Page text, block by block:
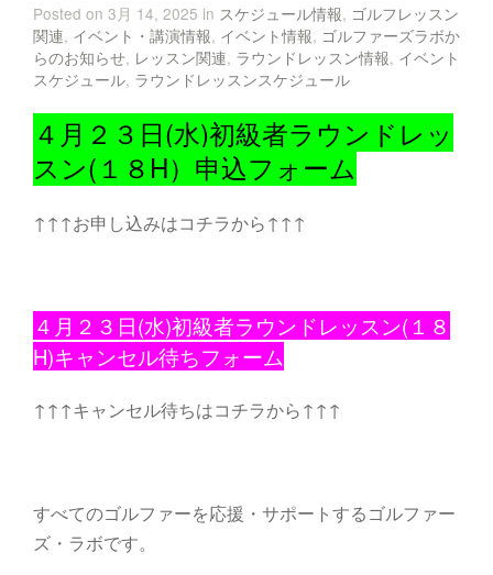
Posted on 3月 14, 2025 in スケジュール情報, ゴルフレッスン
関連, イベント・講演情報, イベント情報, ゴルファーズラボか
らのお知らせ, レッスン関連, ラウンドレッスン情報, イベント
スケジュール, ラウンドレッスンスケジュール
４月２３日(水)初級者ラウンドレッ
スン(１８H）申込フォーム
↑↑↑お申し込みはコチラから↑↑↑
４月２３日(水)初級者ラウンドレッスン(１８
H)キャンセル待ちフォーム
↑↑↑キャンセル待ちはコチラから↑↑↑
すべてのゴルファーを応援・サポートするゴルファー
ズ・ラボです。